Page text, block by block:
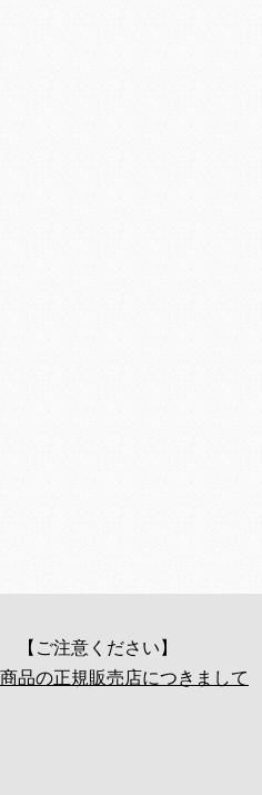
【ご注意ください】
品の正規販売店につきまして